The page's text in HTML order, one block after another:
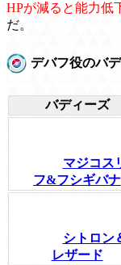
HPが減ると能力低
だ。
デバフ役のバ
バディーズ
マジコス
フ&フシギバナ
シトロン
レザード